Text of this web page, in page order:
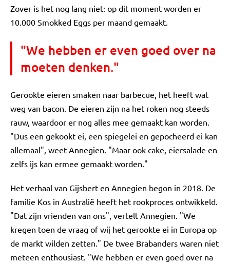
Zover is het nog lang niet: op dit moment worden er
10.000 Smokked Eggs per maand gemaakt.
"We hebben er even goed over na
moeten denken."
Gerookte eieren smaken naar barbecue, het heeft wat
weg van bacon. De eieren zijn na het roken nog steeds
rauw, waardoor er nog alles mee gemaakt kan worden.
"Dus een gekookt ei, een spiegelei en gepocheerd ei kan
allemaal", weet Annegien. "Maar ook cake, eiersalade en
zelfs ijs kan ermee gemaakt worden."
Het verhaal van Gijsbert en Annegien begon in 2018. De
familie Kos in Australië heeft het rookproces ontwikkeld.
"Dat zijn vrienden van ons", vertelt Annegien. "We
kregen toen de vraag of wij het gerookte ei in Europa op
de markt wilden zetten." De twee Brabanders waren niet
meteen enthousiast. "We hebben er even goed over na